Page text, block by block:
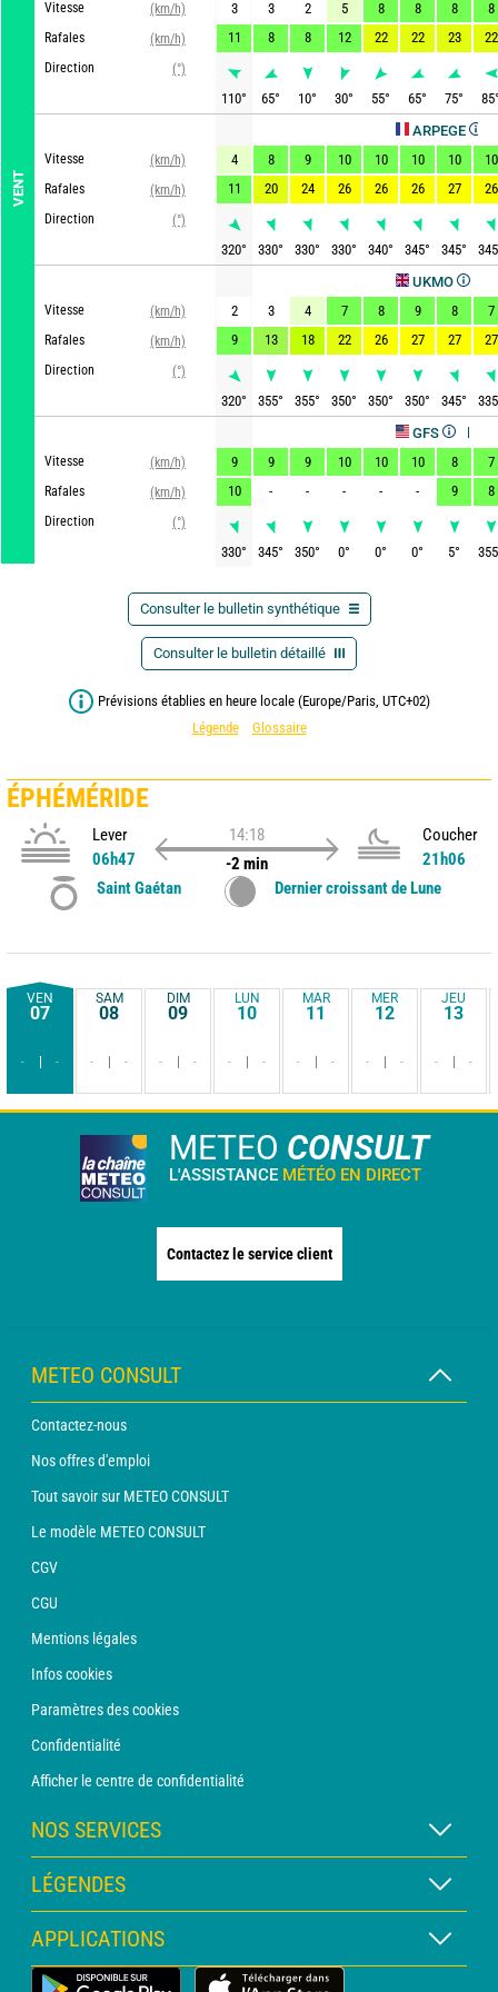
VENT
Vitesse
(km/h)
Rafales
(km/h)
Direction
(°)
ARPEGE
Vitesse
(km/h)
Rafales
(km/h)
Direction
(°)
UKMO
Vitesse
(km/h)
Rafales
(km/h)
Direction
(°)
Actualisé,
Vitesse
(km/h)
Rafales
(km/h)
Direction
(°)
3 3 2 5 8 8 8
8
11
8 8 12 22 22 23 22
110° 65° 10° 30° 55° 65° 75° 85
4 8 9 10 10 10 10
10
11
20 24 26 26 26 27 26
320° 330° 330° 330° 340° 345° 345° 345
2 3 4 7 8 9 8
7
9
13 18 22 26 27 27 27
320° 355° 355° 350° 350° 350° 345° 335
9 9 9 10 10 10 8
7
10
- - - - - 9 8
330° 345° 350° 0° 0° 0° 5° 355
Consulter le bulletin synthétique
Consulter le bulletin détaillé
Prévisions établies en heure locale (Europe/Paris, UTC+02)
Légende
Glossaire
ÉPHÉMÉRIDE
Lever
06h47
14:18
-2 min
Coucher
21h06
Saint Gaétan
Dernier croissant de Lune
VEN
07
- -
SAM
08
- -
DIM
09
- -
LUN
10
- -
MAR
11
- -
MER
12
- -
JEU
13
- -
METEO CONSULT
L'ASSISTANCE MÉTÉO EN DIRECT
Contactez le service client
METEO CONSULT
Contactez-nous
Nos offres d'emploi
Tout savoir sur METEO CONSULT
Le modèle METEO CONSULT
CGV
CGU
Mentions légales
Infos cookies
Paramètres des cookies
Confidentialité
Afficher le centre de confidentialité
NOS SERVICES
Abonnement METEO Xpert
Abonnement METEO PRO
Consultation avec un prévisionniste
Bulletin PRO
LÉGENDES
Légende des cartes
Légende des pictogrammes
APPLICATIONS